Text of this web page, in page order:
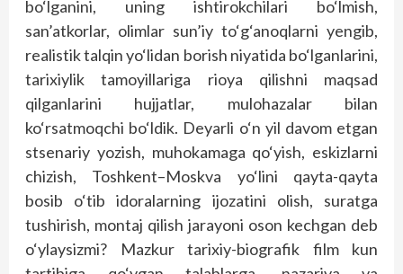
bo‘lganini, uning ishtirokchilari bo‘lmish,
san’atkorlar, olimlar sun’iy to‘g‘anoqlarni yengib,
realistik talqin yo‘lidan borish niyatida bo‘lganlarini,
tarixiylik tamoyillariga rioya qilishni maqsad
qilganlarini hujjatlar, mulohazalar bilan
ko‘rsatmoqchi bo‘ldik. Deyarli o‘n yil davom etgan
stsenariy yozish, muhokamaga qo‘yish, eskizlarni
chizish, Toshkent–Moskva yo‘lini qayta-qayta
bosib o‘tib idoralarning ijozatini olish, suratga
tushirish, montaj qilish jarayoni oson kechgan deb
o‘ylaysizmi? Mazkur tarixiy-biografik film kun